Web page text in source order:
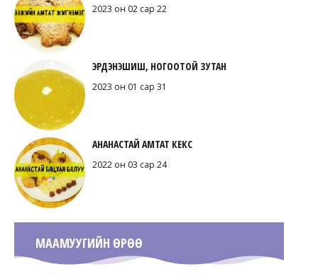
2023 он 02 сар 22
ЭРДЭНЭШИШ, НОГООТОЙ ЗУТАН
2023 он 01 сар 31
АНАНАСТАЙ АМТАТ КЕКС
2022 он 03 сар 24
МААМУУГИЙН ӨРӨӨ